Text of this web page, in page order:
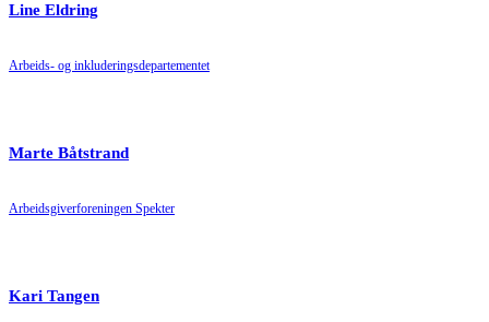
Line Eldring
Arbeids- og inkluderingsdepartementet
Marte Båtstrand
Arbeidsgiverforeningen Spekter
Kari Tangen